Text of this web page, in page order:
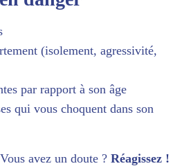
(isolement, agressivité,
par rapport à son âge
qui vous choquent dans son
avez un doute ? Réagissez !